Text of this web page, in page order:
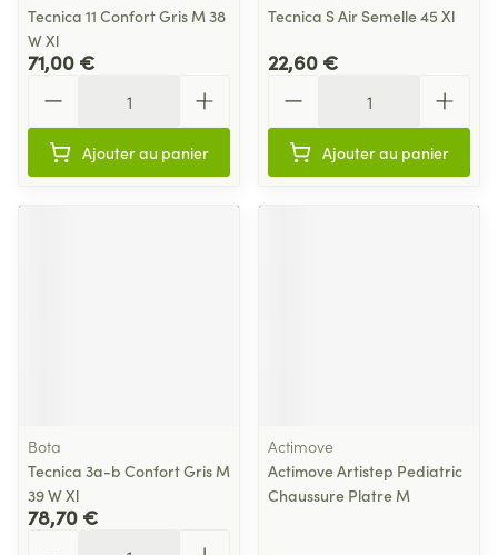
Tecnica 11 Confort Gris M 38
W Xl
71,00 €
Ajouter au panier
Tecnica S Air Semelle 45 Xl
22,60 €
Ajouter au panier
Bota
Tecnica 3a-b Confort Gris M
39 W Xl
78,70 €
Actimove
Actimove Artistep Pediatric
Chaussure Platre M